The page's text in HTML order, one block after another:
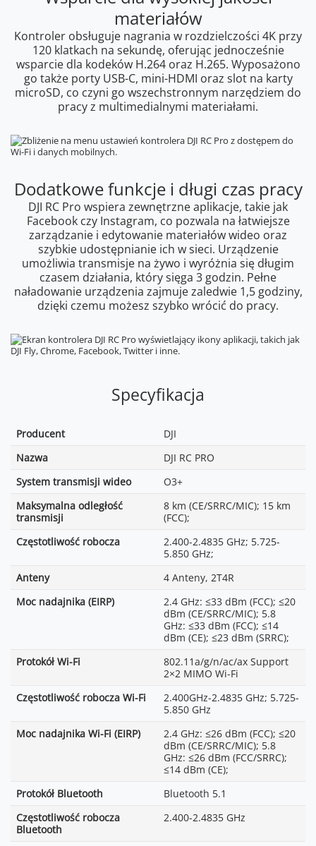
materiałów
Kontroler obsługuje nagrania w rozdzielczości 4K przy
120 klatkach na sekundę, oferując jednocześnie
wsparcie dla kodeków H.264 oraz H.265. Wyposażono
go także porty USB-C, mini-HDMI oraz slot na karty
microSD, co czyni go wszechstronnym narzędziem do
pracy z multimedialnymi materiałami.
Dodatkowe funkcje i długi czas pracy
DJI RC Pro wspiera zewnętrzne aplikacje, takie jak
Facebook czy Instagram, co pozwala na łatwiejsze
zarządzanie i edytowanie materiałów wideo oraz
szybkie udostępnianie ich w sieci. Urządzenie
umożliwia transmisje na żywo i wyróżnia się długim
czasem działania, który sięga 3 godzin. Pełne
naładowanie urządzenia zajmuje zaledwie 1,5 godziny,
dzięki czemu możesz szybko wrócić do pracy.
Specyfikacja
Producent
DJI
Nazwa
DJI RC PRO
System transmisji wideo
O3+
Maksymalna odległość
transmisji
8 km (CE/SRRC/MIC); 15 km
(FCC);
Częstotliwość robocza
2.400-2.4835 GHz; 5.725-
5.850 GHz;
Anteny
4 Anteny, 2T4R
Moc nadajnika (EIRP)
2.4 GHz: ≤33 dBm (FCC); ≤20
dBm (CE/SRRC/MIC); 5.8
GHz: ≤33 dBm (FCC); ≤14
dBm (CE); ≤23 dBm (SRRC);
Protokół Wi-Fi
802.11a/g/n/ac/ax Support
2×2 MIMO Wi-Fi
Częstotliwość robocza Wi-Fi
2.400GHz-2.4835 GHz; 5.725-
5.850 GHz
Moc nadajnika Wi-Fi (EIRP)
2.4 GHz: ≤26 dBm (FCC); ≤20
dBm (CE/SRRC/MIC); 5.8
GHz: ≤26 dBm (FCC/SRRC);
≤14 dBm (CE);
Protokół Bluetooth
Bluetooth 5.1
Częstotliwość robocza
Bluetooth
2.400-2.4835 GHz